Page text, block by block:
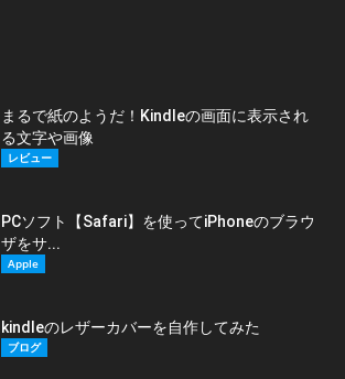
まるで紙のようだ！Kindleの画面に表示され
る文字や画像
レビュー
PCソフト【Safari】を使ってiPhoneのブラウ
ザをサ...
Apple
kindleのレザーカバーを自作してみた
ブログ